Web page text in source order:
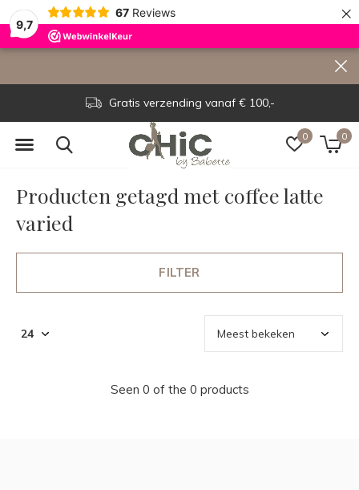
9,7
67 Reviews ×
0 0
Gratis verzending vanaf € 100,-
Producten getagd met coffee latte
varied
FILTER
Seen 0 of the 0 products